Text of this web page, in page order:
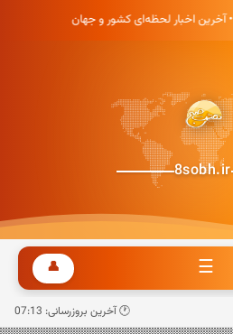
• آخرین اخبار لحظه‌ای کشور و جهان
8sobh.ir
☰
👤
🕐 آخرین بروزرسانی: 07:13